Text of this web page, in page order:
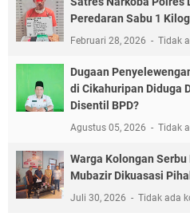
Peredaran Sabu 1
Februari 28, 2026 Tidak
Dugaan
di Cikahuripan Diduga
Disentil BPD?
Agustus 05, 2026 Tidak
Warga Kolongan Serbu
Mubazir Dikuasasi
Juli 30, 2026 Tidak ada